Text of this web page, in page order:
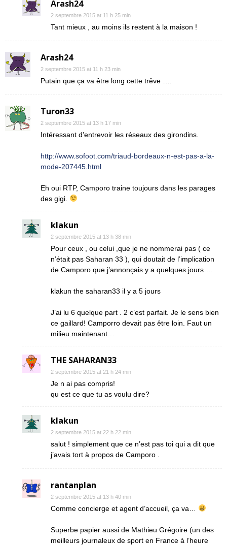
Arash24
2 septembre 2015 at 11 h 25 min
Tant mieux , au moins ils restent à la maison !
Arash24
2 septembre 2015 at 11 h 23 min
Putain que ça va être long cette trêve ….
Turon33
2 septembre 2015 at 13 h 17 min
Intéressant d’entrevoir les réseaux des girondins.
http://www.sofoot.com/triaud-bordeaux-n-est-pas-a-la-
mode-207445.html
Eh oui RTP, Camporo traine toujours dans les parages
des gigi.
klakun
2 septembre 2015 at 13 h 38 min
Pour ceux , ou celui ,que je ne nommerai pas ( ce
n’était pas Saharan 33 ), qui doutait de l’implication
de Camporo que j’annonçais y a quelques jours….
klakun the saharan33 il y a 5 jours
J’ai lu 6 quelque part . 2 c’est parfait. Je le sens bien
ce gaillard! Camporro devait pas être loin. Faut un
milieu maintenant…
THE SAHARAN33
2 septembre 2015 at 21 h 24 min
Je n ai pas compris!
qu est ce que tu as voulu dire?
klakun
2 septembre 2015 at 22 h 22 min
salut ! simplement que ce n’est pas toi qui a dit que
j’avais tort à propos de Camporo .
rantanplan
2 septembre 2015 at 13 h 40 min
Comme concierge et agent d’accueil, ça va…
Superbe papier aussi de Mathieu Grégoire (un des
meilleurs journaleux de sport en France à l’heure